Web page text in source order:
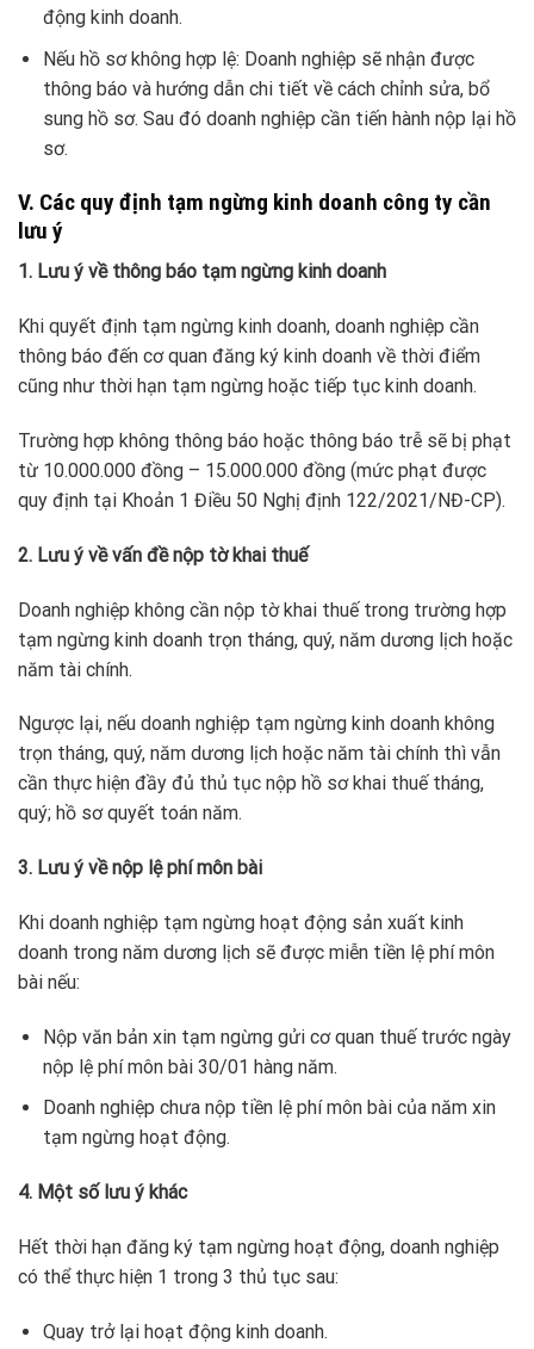
động kinh doanh.
Nếu hồ sơ không hợp lệ: Doanh nghiệp sẽ nhận được
thông báo và hướng dẫn chi tiết về cách chỉnh sửa, bổ
sung hồ sơ. Sau đó doanh nghiệp cần tiến hành nộp lại hồ
sơ.
V. Các quy định tạm ngừng kinh doanh công ty cần
lưu ý
1. Lưu ý về thông báo tạm ngừng kinh doanh
Khi quyết định tạm ngừng kinh doanh, doanh nghiệp cần
thông báo đến cơ quan đăng ký kinh doanh về thời điểm
cũng như thời hạn tạm ngừng hoặc tiếp tục kinh doanh.
Trường hợp không thông báo hoặc thông báo trễ sẽ bị phạt
từ 10.000.000 đồng – 15.000.000 đồng (mức phạt được
quy định tại Khoản 1 Điều 50 Nghị định 122/2021/NĐ-CP).
2. Lưu ý về vấn đề nộp tờ khai thuế
Doanh nghiệp không cần nộp tờ khai thuế trong trường hợp
tạm ngừng kinh doanh trọn tháng, quý, năm dương lịch hoặc
năm tài chính.
Ngược lại, nếu doanh nghiệp tạm ngừng kinh doanh không
trọn tháng, quý, năm dương lịch hoặc năm tài chính thì vẫn
cần thực hiện đầy đủ thủ tục nộp hồ sơ khai thuế tháng,
quý; hồ sơ quyết toán năm.
3. Lưu ý về nộp lệ phí môn bài
Khi doanh nghiệp tạm ngừng hoạt động sản xuất kinh
doanh trong năm dương lịch sẽ được miễn tiền lệ phí môn
bài nếu:
Nộp văn bản xin tạm ngừng gửi cơ quan thuế trước ngày
nộp lệ phí môn bài 30/01 hàng năm.
Doanh nghiệp chưa nộp tiền lệ phí môn bài của năm xin
tạm ngừng hoạt động.
4. Một số lưu ý khác
Hết thời hạn đăng ký tạm ngừng hoạt động, doanh nghiệp
có thể thực hiện 1 trong 3 thủ tục sau:
Quay trở lại hoạt động kinh doanh.